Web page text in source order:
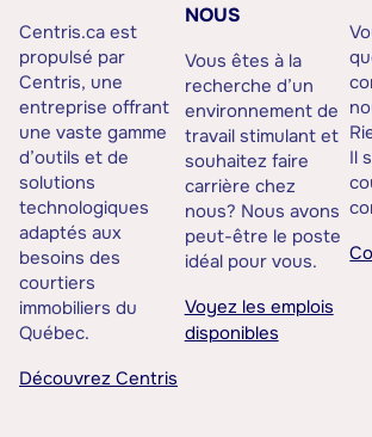
Centris.ca est
propulsé par
Centris, une
entreprise offrant
une vaste gamme
d’outils et de
solutions
technologiques
adaptés aux
besoins des
courtiers
immobiliers du
Québec.
Découvrez Centris
NOUS
Vous êtes à la
recherche d’un
environnement de
travail stimulant et
souhaitez faire
carrière chez
nous? Nous avons
peut-être le poste
idéal pour vous.
Voyez les emplois
disponibles
Il